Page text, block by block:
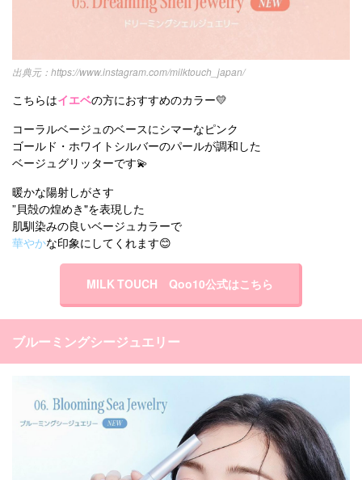
https://www.instagram.com/milktouch_japan/
こちらはイエベの方におすすめのカラー💛
コーラルベージュのベースにシマーなピンク
ゴールド・ホワイトシルバーのパールが調和した
ベージュグリッターです💫
暖かな陽射しがさす
”貝殻の煌めき"を表現した
肌馴染みの良いベージュカラーで
華やかな印象にしてくれます😊
MILK TOUCH Qoo10公式はこちら
ブルーミングシージュエリー